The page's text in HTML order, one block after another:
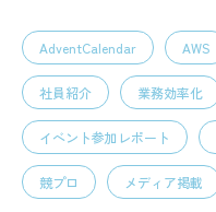
AdventCalendar AWS
社員紹介 業務効率化
イベント参加レポート
競プロ メディア掲載